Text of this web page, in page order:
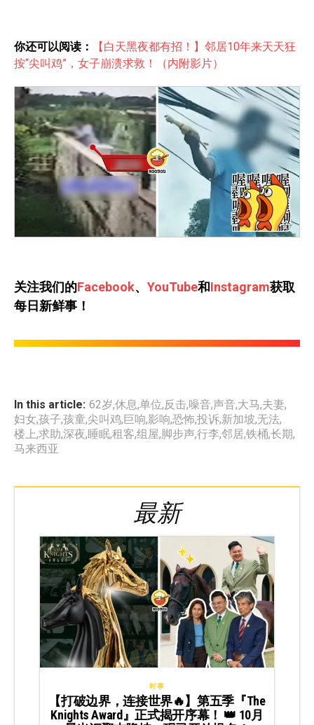
你还可以阅读：
【白天黑夜都有招！】邻居10年来天天狂
按“尖叫鸡”，女子崩溃求救！（内附影片）
关注我们的Facebook、 YouTube和Instagram获取
每日新鲜事！
In this article: 62岁,休息,单位,反击,噪音,声音,大马,夫妻,
妇女,孩子,孩童,尖叫鸡,巨响,影响,恐怖,投诉,新加坡,无法,
楼上,求助,深夜,睡眠,租客,组屋,脚步声,行李,邻居,铁桶,长期,
马来西亚
最新
时事
【打破边界，连接世界🔥】第五季『The
Knights Award』正式揭开序幕！ 👑 10月